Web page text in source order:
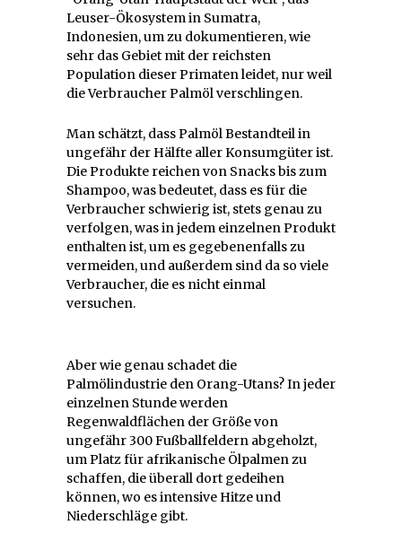
Leuser-Ökosystem in Sumatra,
Indonesien, um zu dokumentieren, wie
sehr das Gebiet mit der reichsten
Population dieser Primaten leidet, nur weil
die Verbraucher Palmöl verschlingen.
Man schätzt, dass Palmöl Bestandteil in
ungefähr der Hälfte aller Konsumgüter ist.
Die Produkte reichen von Snacks bis zum
Shampoo, was bedeutet, dass es für die
Verbraucher schwierig ist, stets genau zu
verfolgen, was in jedem einzelnen Produkt
enthalten ist, um es gegebenenfalls zu
vermeiden, und außerdem sind da so viele
Verbraucher, die es nicht einmal
versuchen.
Aber wie genau schadet die
Palmölindustrie den Orang-Utans? In jeder
einzelnen Stunde werden
Regenwaldflächen der Größe von
ungefähr 300 Fußballfeldern abgeholzt,
um Platz für afrikanische Ölpalmen zu
schaffen, die überall dort gedeihen
können, wo es intensive Hitze und
Niederschläge gibt.